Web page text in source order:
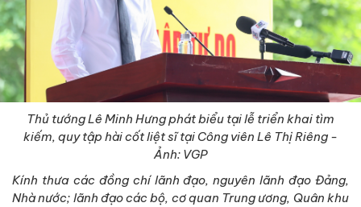
Thủ tướng Lê Minh Hưng phát biểu tại lễ triển khai tìm
kiếm, quy tập hài cốt liệt sĩ tại Công viên Lê Thị Riêng -
Ảnh: VGP
Kính thưa các đồng chí lãnh đạo, nguyên lãnh đạo Đảng,
Nhà nước; lãnh đạo các bộ, cơ quan Trung ương, Quân khu